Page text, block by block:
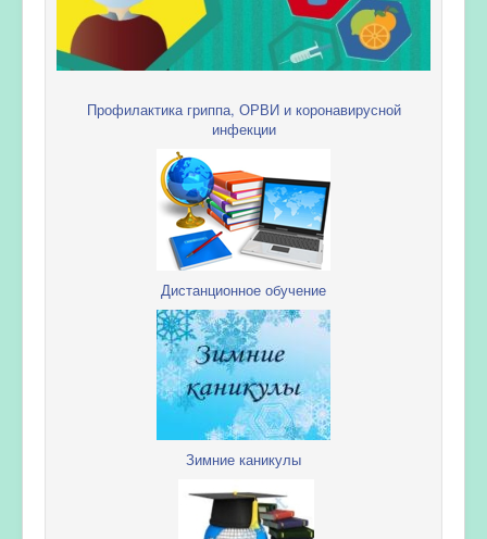
Профилактика гриппа, ОРВИ и коронавирусной
инфекции
Дистанционное обучение
Зимние каникулы